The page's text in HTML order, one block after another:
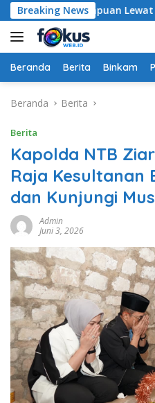
Langsung
ke
konten
Breaking News
Perampuan Lewat
Beranda Berita Binkam
Beranda Berita
Berita
Kapolda NTB
Raja Kesultanan
dan Kunjungi
Admin
Juni 3, 2026